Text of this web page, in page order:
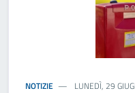
NOTIZIE LUNEDÌ, 29